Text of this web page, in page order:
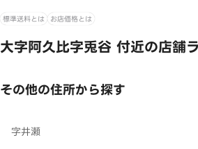
標準送料とは お店価格とは
大字阿久比字兎谷 付近の店舗
その他の住所から探す
字井瀬